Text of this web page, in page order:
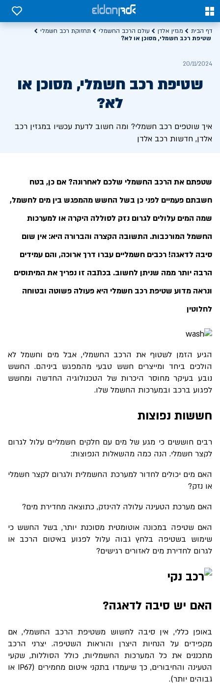
0
0
דף הבית מגזין אלדן עולם הרכב החשמלי
תחזוקת רכב חשמלי
שטיפת רכב חשמלי, מסוכן או לא?
20/11/2024
שטיפת רכב חשמלי, מסוכן או
לא?
איך שוטפים רכב חשמלי? ומה חשוב לדעת עכשיו במגזין רכב
אלדן, חדשות רכב אלדן
שטפתם את הרכב החשמלי שלכם לאחרונה? אם כן, בטח
חשבתם פעמיים לפני כן בשל החשש מהמפגש בין מים לחשמל,
שמה המים עלולים לגרום נזק לסוללה היקרה או למערכות
החשמל המורכבות. התשובה הקצרה והברורה היא: אין שום
סיבה לדאגה! רכבים חשמליים עברו דרך ארוכה, והם עמידים
הרבה יותר ממה שניתן לחשוב. בכתבה זו נפריך את המיתוסים
ונראה מדוע שטיפת רכב חשמלי היא פעולה פשוטה ובטוחה
לחלוטין
הגיע הזמן לשטוף את הרכב החשמלי, אבל מים וחשמל לא
הולכים ביחד ומייצרים חשש טבעי מהמפגש ביניהם. החשש
נובע בעיקר מחוסר היכרות של הטכנולוגיה החדשה ומחשש
לפגוע ברכב ובמערכות החשמל שלו.
חששות נפוצות
רבים חוששים כי מגע של מים עם חלקים חשמליים עלול לגרום
לקצר חשמלי. הנה כמה מהשאלות הנפוצות:
האם מים יכולים לחדור למערכת החשמלית ולגרום לקצר חשמלי
או נזק?
האם מערכת הטעינה עלולה להינזק, כתוצאה מחדירת מים?
האם שטיפה במכונה אוטומטית מסוכנת יותר, בשל החשש כי
שימוש בשטיפה בלחץ גבוה עלול לפגוע באיטום הרכב או
לגרום לחדירת מים לאזורים רגישים?
האם יש סיבה לדאגה?
באופן כללי, אין סיבה לחשוש משטיפת הרכב החשמלי, אם
מקפידים על הנחיות היצרן והוראות השטיפה. יצרני הרכב
מתכננים את כל המערכות החשמליות, כולל הסוללות, שקעי
הטעינה והחיבורים, כך שיעמדו בתקני איטום מחמירים (IP67 או
גבוהים יותר).